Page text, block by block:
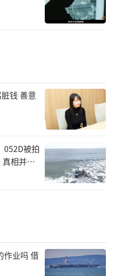
钱 善意
052D被拍
相并非
作业吗 借